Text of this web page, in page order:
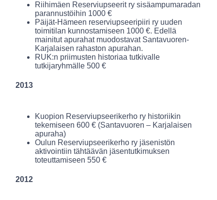
Riihimäen Reserviupseerit ry sisäampumaradan
parannustöihin 1000 €
Päijät-Hämeen reserviupseeripiiri ry uuden
toimitilan kunnostamiseen 1000 €. Edellä
mainitut apurahat muodostavat Santavuoren-
Karjalaisen rahaston apurahan.
RUK:n priimusten historiaa tutkivalle
tutkijaryhmälle 500 €
2013
Kuopion Reserviupseerikerho ry historiikin
tekemiseen 600 € (Santavuoren – Karjalaisen
apuraha)
Oulun Reserviupseerikerho ry jäsenistön
aktivointiin tähtäävän jäsentutkimuksen
toteuttamiseen 550 €
2012